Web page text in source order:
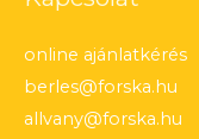
online ajánlatkérés
berles@forska.hu
allvany@forska.hu